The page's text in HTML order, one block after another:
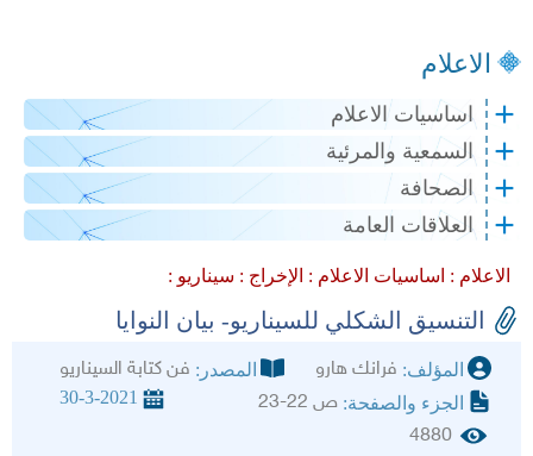
الاعلام
اساسيات الاعلام
السمعية والمرئية
الصحافة
العلاقات العامة
الاعلام : اساسيات الاعلام : الإخراج : سيناريو :
التنسيق الشكلي للسيناريو- بيان النوايا
المؤلف: فرانك هارو المصدر: فن كتابة السيناريو
الجزء والصفحة: ص 22-23 30-3-2021
4880